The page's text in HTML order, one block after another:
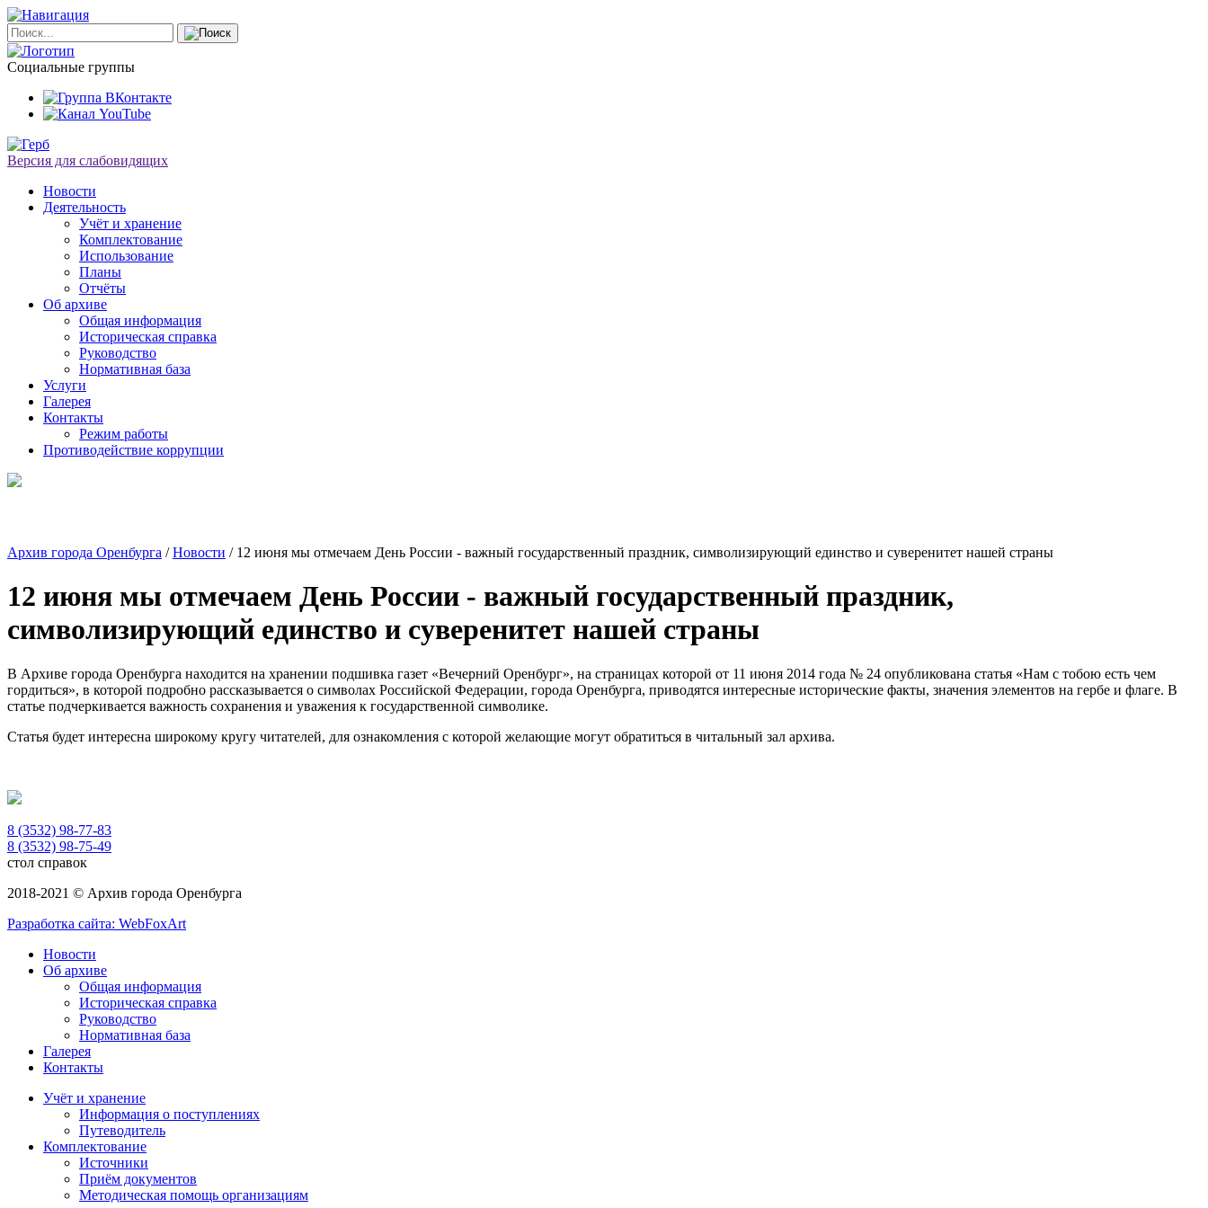
Социальные группы
Версия для слабовидящих
Новости
Деятельность
Учёт и хранение
Комплектование
Использование
Планы
Отчёты
Об архиве
Общая информация
Историческая справка
Руководство
Нормативная база
Услуги
Галерея
Контакты
Режим работы
Противодействие коррупции
Архив города Оренбурга /Новости / 12 июня мы отмечаем День России - важный государственный праздник, символизирующий единство и суверенитет нашей страны
12 июня мы отмечаем День России - важный государственный праздник,
символизирующий единство и суверенитет нашей страны
В Архиве города Оренбурга находится на хранении подшивка газет «Вечерний Оренбург», на страницах которой от 11 июня 2014 года № 24 опубликована статья «Нам с тобою есть чем
гордиться», в которой подробно рассказывается о символах Российской Федерации, города Оренбурга, приводятся интересные исторические факты, значения элементов на гербе и флаге. В
статье подчеркивается важность сохранения и уважения к государственной символике.
Статья будет интересна широкому кругу читателей, для ознакомления с которой желающие могут обратиться в читальный зал архива.
8 (3532) 98-77-83
8 (3532) 98-75-49
стол справок
2018-2021 © Архив города Оренбурга
Разработка сайта: WebFoxArt
Новости
Об архиве
Общая информация
Историческая справка
Руководство
Нормативная база
Галерея
Контакты
Учёт и хранение
Информация о поступлениях
Путеводитель
Комплектование
Источники
Приём документов
Методическая помощь организациям